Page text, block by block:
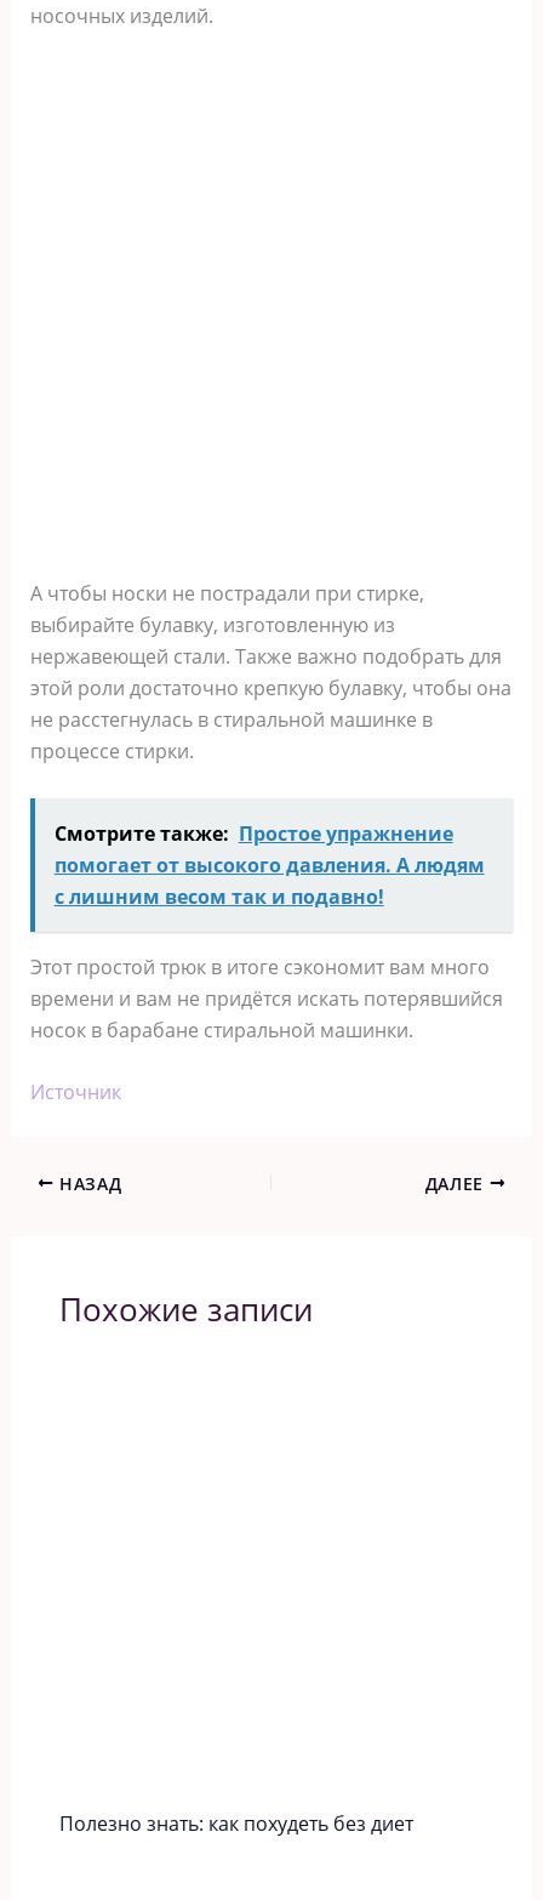
носочных изделий.
А чтобы носки не пострадали при стирке,
выбирайте булавку, изготовленную из
нержавеющей стали. Также важно подобрать для
этой роли достаточно крепкую булавку, чтобы она
не расстегнулась в стиральной машинке в
процессе стирки.
Смотрите также: Простое упражнение
помогает от высокого давления. А людям
с лишним весом так и подавно!
Этот простой трюк в итоге сэкономит вам много
времени и вам не придётся искать потерявшийся
носок в барабане стиральной машинки.
Источник
НАЗАД ДАЛЕЕ
Похожие записи
Полезно знать: как похудеть без диет